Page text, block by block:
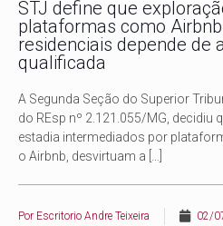
STJ define que
plataformas como
residenciais depende de
qualificada
A Segunda Seção do Superior
do REsp nº 2.121.055/MG, decidiu
estadia intermediados por
o Airbnb, desvirtuam a
Por Escritorio Andre Teixeira 02/